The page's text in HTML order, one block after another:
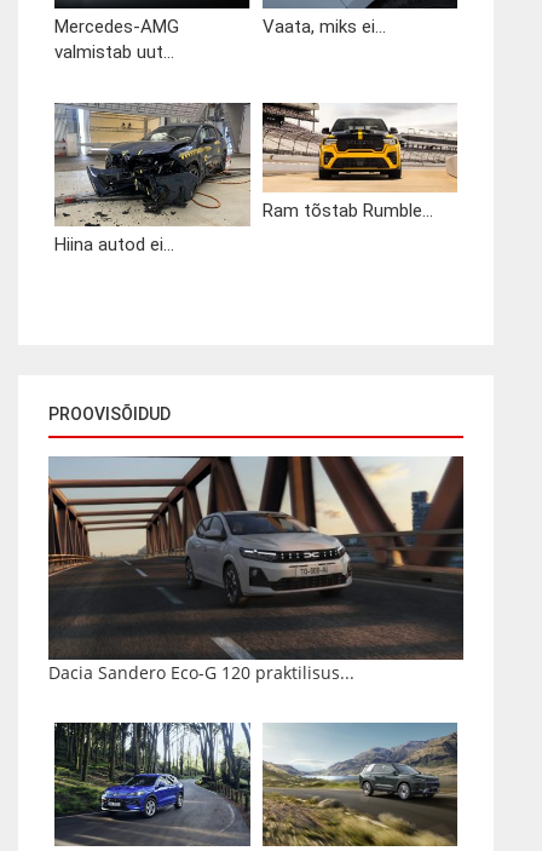
Mercedes-AMG
valmistab uut...
Vaata, miks ei...
Hiina autod ei...
Ram tõstab Rumble...
PROOVISÕIDUD
Dacia Sandero Eco-G 120 praktilisus...